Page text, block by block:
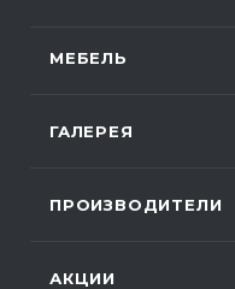
МЕБЕЛЬ
ГАЛЕРЕЯ
ПРОИЗВОДИТЕЛИ
АКЦИИ